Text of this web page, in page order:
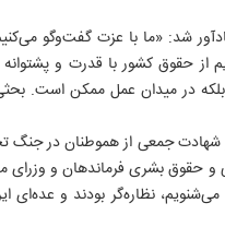
شد: «ما با عزت گفت‌وگو
حقوق کشور با قدرت و پشتوانه
در میدان عمل ممکن است. بحثی
جمعی از هموطنان در جنگ
و حقوق بشری فرماندهان و وزرای
نظاره‌گر بودند و عده‌ای